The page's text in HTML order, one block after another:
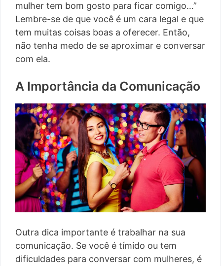
mulher tem bom gosto para ficar comigo…”
Lembre-se de que você é um cara legal e que
tem muitas coisas boas a oferecer. Então,
não tenha medo de se aproximar e conversar
com ela.
A Importância da Comunicação
Outra dica importante é trabalhar na sua
comunicação. Se você é tímido ou tem
dificuldades para conversar com mulheres, é